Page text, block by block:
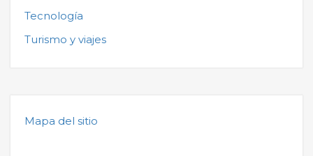
Tecnología
Turismo y viajes
Mapa del sitio